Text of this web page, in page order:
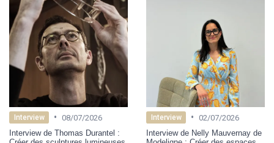
Interview • 08/07/2026
Interview de Thomas Durantel :
Interview • 02/07/2026
Interview de Nelly Mauvernay de